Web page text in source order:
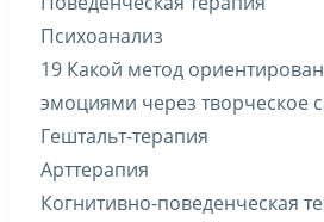
Психоанализ
19 Какой метод
эмоциями через творческое
Гештальт-терапия
Арттерапия
Когнитивно-поведенческая